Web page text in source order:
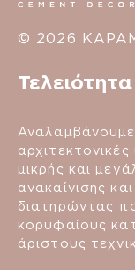
© 2026
Αναλαμβάνουμε
μικρής και
ανακαίνισης
διατηρώντας
κορυφαίους
άριστους